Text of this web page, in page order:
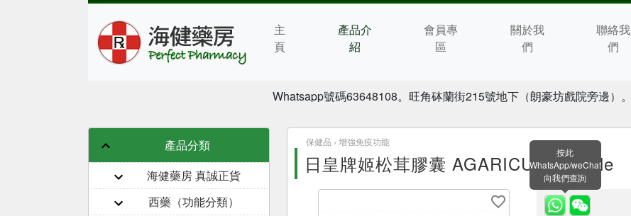
主
頁
產品介
紹
會員專
區
關於我
們
聯絡我
們
Whatsapp號碼63648108。旺角砵蘭街215號地下（朗豪坊戲院旁邊）。
產品分類
海健藥房 真誠正貨
西藥（功能分類）
保健品 › 增強免疫功能
日皇牌姬松茸膠囊 AGARICUS capsule
按此
WhatsApp/weChat
向我們查詢